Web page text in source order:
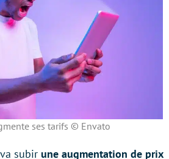
ses tarifs © Envato
subir une augmentation de prix